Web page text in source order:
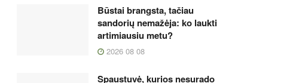
Būstai brangsta, tačiau
sandorių nemažėja: ko laukti
artimiausiu metu?
2026 08 08
Spaustuvė, kurios nesurado